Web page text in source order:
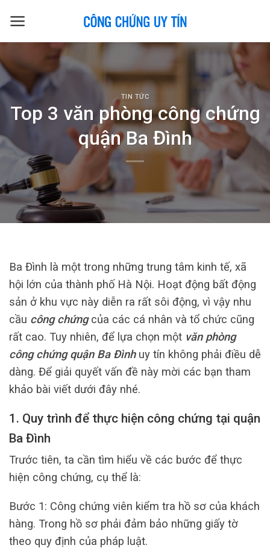
TIN TỨC
Top 3 văn phòng công chứng
quận Ba Đình
Ba Đình là một trong những trung tâm kinh tế, xã
hội lớn của thành phố Hà Nội. Hoạt động bất động
sản ở khu vực này diễn ra rất sôi động, vì vậy nhu
cầu công chứngcủa các cá nhân và tổ chức cũng
rất cao. Tuy nhiên, để lựa chọn một văn phòng
công chứng quận Ba Đìnhuy tín không phải điều dễ
dàng. Để giải quyết vấn đề này mời các bạn tham
khảo bài viết dưới đây nhé.
1. Quy trình để thực hiện công chứng tại quận
Ba Đình
Trước tiên, ta cần tìm hiểu về các bước để thực
hiện công chứng, cụ thể là:
Bước 1: Công chứng viên kiểm tra hồ sơ của khách
hàng. Trong hồ sơ phải đảm bảo những giấy tờ
theo quy định của pháp luật.